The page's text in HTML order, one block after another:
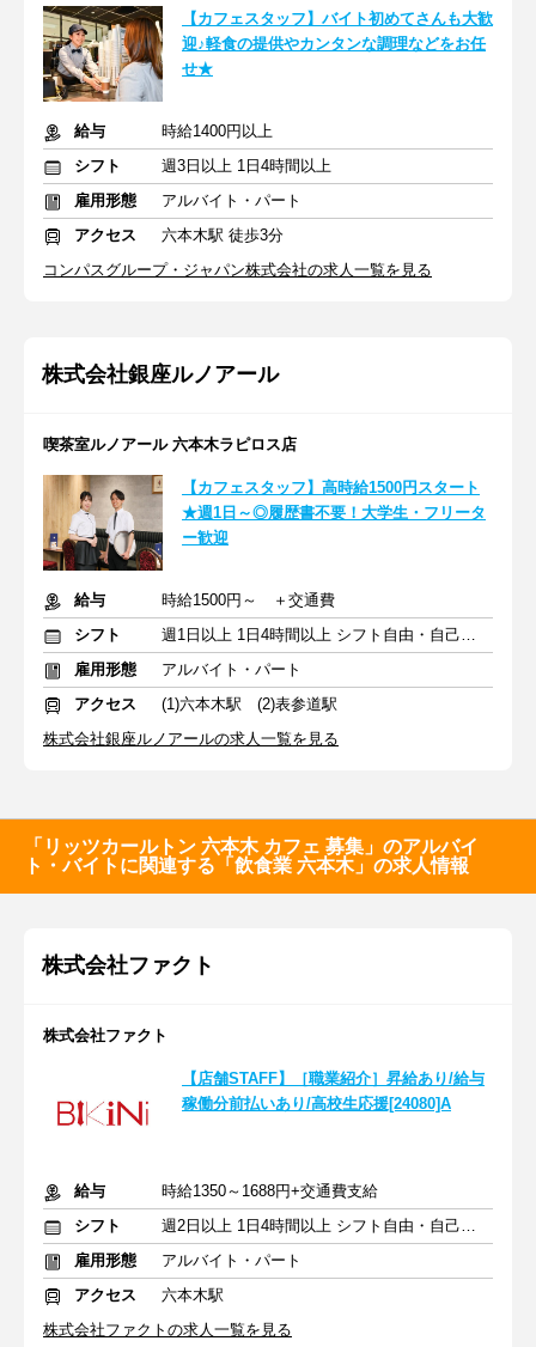
【カフェスタッフ】バイト初めてさんも大歓
迎♪軽食の提供やカンタンな調理などをお任
せ★
給与
時給1400円以上
シフト
週3日以上 1日4時間以上
雇用形態
アルバイト・パート
アクセス
六本木駅 徒歩3分
コンパスグループ・ジャパン株式会社の求人一覧を見る
株式会社銀座ルノアール
喫茶室ルノアール 六本木ラピロス店
【カフェスタッフ】高時給1500円スタート
★週1日～◎履歴書不要！大学生・フリータ
ー歓迎
給与
時給1500円～ ＋交通費
シフト
週1日以上 1日4時間以上 シフト自由・自己申告
雇用形態
アルバイト・パート
アクセス
(1)六本木駅 (2)表参道駅
株式会社銀座ルノアールの求人一覧を見る
「リッツカールトン 六本木 カフェ 募集」のアルバイ
ト・バイトに関連する「飲食業 六本木」の求人情報
株式会社ファクト
株式会社ファクト
【店舗STAFF】［職業紹介］昇給あり/給与
稼働分前払いあり/高校生応援[24080]A
給与
時給1350～1688円+交通費支給
シフト
週2日以上 1日4時間以上 シフト自由・自己申告
雇用形態
アルバイト・パート
アクセス
六本木駅
株式会社ファクトの求人一覧を見る